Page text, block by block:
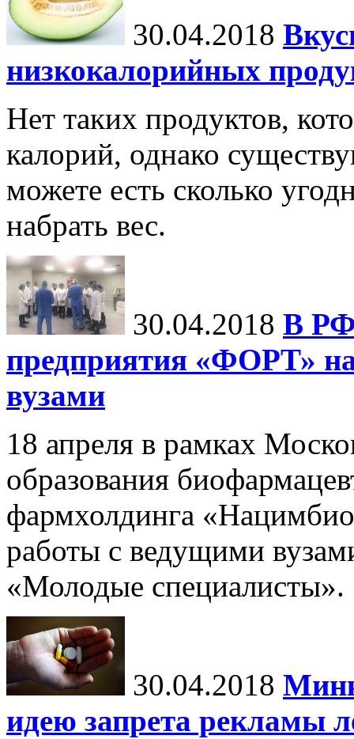
30.04.2018
низкокалорийных
Нет таких продуктов,
калорий, однако
можете есть сколько
набрать вес.
30.04.2018 В РФ
предприятия «ФОРТ»
вузами
18 апреля в рамках
образования
фармхолдинга
работы с ведущими
«Молодые специалисты».
30.04.2018
идею запрета рекламы